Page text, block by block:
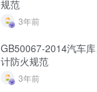
规范
3年前
GB50067-2014汽车
计防火规范
3年前